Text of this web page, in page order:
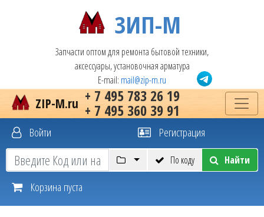
ЗИП-М
Запчасти оптом для ремонта бытовой техники,
аксессуары, установочная арматура
E-mail: mail@zip-m.ru
+ 7 495 783 26 19
+ 7 495 360 39 91
ZIP-M.ru
Войти Регистрация
По коду Найти
Корзина пуста